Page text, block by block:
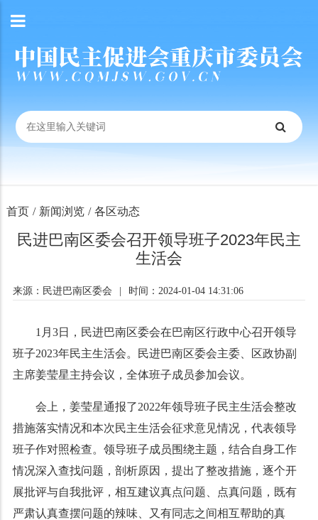
首页 / 新闻浏览 / 各区动态
民进巴南区委会召开领导班子2023年民主
生活会
来源：民进巴南区委会 时间：2024-01-04 14:31:06
1月3日，民进巴南区委会在巴南区行政中心召开领导
班子2023年民主生活会。民进巴南区委会主委、区政协副
主席姜莹星主持会议，全体班子成员参加会议。
会上，姜莹星通报了2022年领导班子民主生活会整改
措施落实情况和本次民主生活会征求意见情况，代表领导
班子作对照检查。领导班子成员围绕主题，结合自身工作
情况深入查找问题，剖析原因，提出了整改措施，逐个开
展批评与自我批评，相互建议真点问题、点真问题，既有
严肃认真查摆问题的辣味、又有同志之间相互帮助的真